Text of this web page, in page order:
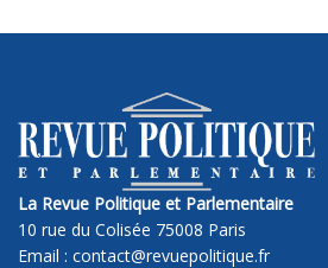
La Revue Politique et Parlementaire
10 rue du Colisée 75008 Paris
Email : contact@revuepolitique.fr